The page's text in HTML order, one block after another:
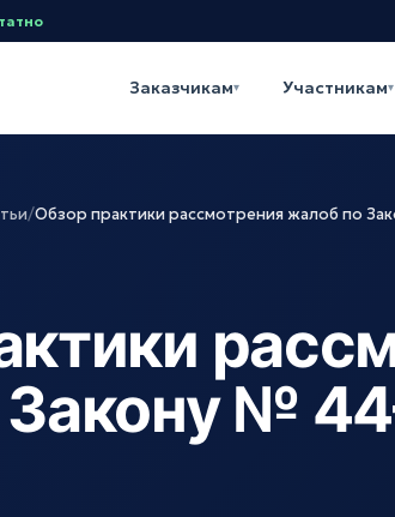
Заказчикам▾ Участникам▾
/Обзор практики рассмотрения жалоб по
№